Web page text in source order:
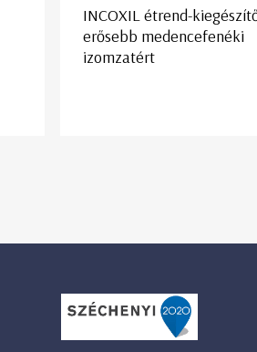
INCOXIL étrend-
erősebb medencefenéki
izomzatért